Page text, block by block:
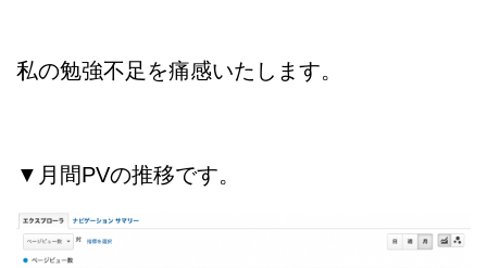
私の勉強不足を痛感いたします。
▼月間PVの推移です。